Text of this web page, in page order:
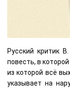
Русский критик
повесть, в
из которой всё
указывает на